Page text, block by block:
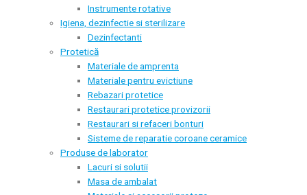
Instrumente rotative
Igiena, dezinfectie si sterilizare
Dezinfectanti
Protetică
Materiale de amprenta
Materiale pentru evictiune
Rebazari protetice
Restaurari protetice provizorii
Restaurari si refaceri bonturi
Sisteme de reparatie coroane ceramice
Produse de laborator
Lacuri si solutii
Masa de ambalat